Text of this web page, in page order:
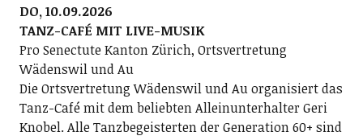
DO, 10.09.2026
TANZ-CAFÉ MIT LIVE-MUSIK
Pro Senectute Kanton Zürich, Ortsvertretung
Wädenswil und Au
Die Ortsvertretung Wädenswil und Au organisiert das
Tanz-Café mit dem beliebten Alleinunterhalter Geri
Knobel. Alle Tanzbegeisterten der Generation 60+ sind